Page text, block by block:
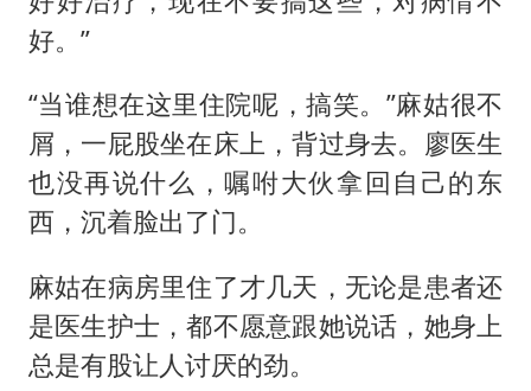
好。”
“当谁想在这里住院呢，搞笑。”麻姑很不
屑，一屁股坐在床上，背过身去。廖医生
也没再说什么，嘱咐大伙拿回自己的东
西，沉着脸出了门。
麻姑在病房里住了才几天，无论是患者还
是医生护士，都不愿意跟她说话，她身上
总是有股让人讨厌的劲。